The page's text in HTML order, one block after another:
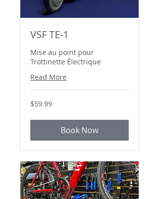
VSF TE-1
Mise au point pour
Trottinette Électrique
Read More
59.99
Canadian
$59.99
Book Now